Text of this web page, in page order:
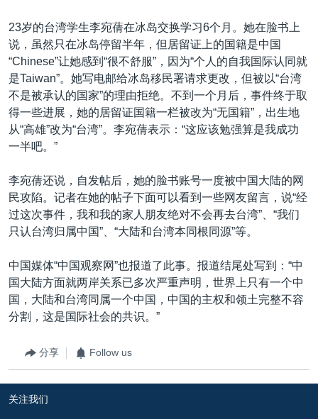
关注新疆
GEN Z 看美国
23岁的台湾学生李宛蒨在冰岛交换学习6个月。她在脸书上
说，虽然只在冰岛停留半年，但居留证上的国籍是中国
“Chinese”让她感到“很不舒服”，因为“个人的自我国际认同就
是Taiwan”。她写电邮给冰岛移民署请求更改，但被以“台湾
不是被承认的国家”的理由拒绝。不到一个月后，事件终于取
得一些进展，她的居留证国籍一栏被改为“无国籍”，出生地
从“高雄”改为“台湾”。李宛蒨表示：“这应该勉强算是我成功
一半吧。”
李宛蒨还说，自发帖后，她的脸书账号一度被中国大陆的网
民攻陷。记者在她的帖子下面可以看到一些网友留言，说“经
过这次事件，我和我的家人朋友绝对不会再去台湾”、“我们
只认台湾归属中国”、“大陆和台湾本同根同源”等。
中国媒体“中国观察网”也报道了此事。报道结尾处写到：“中
国大陆方面就两岸关系已多次严重声明，世界上只有一个中
国，大陆和台湾同属一个中国，中国的主权和领土完整不容
分割，这是国际社会的共识。”
分享 Follow us
关注我们